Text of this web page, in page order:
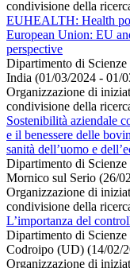
condivisione della
EUHEALTH: Health
European Union: EU
perspective
Dipartimento di
India (01/03/2024 - 01/
Organizzazione di
condivisione della
Sostenibilità aziendale
e il benessere delle
sanità dell’uomo e
Dipartimento di
Mornico sul Serio (26/
Organizzazione di
condivisione della
L’importanza del
Dipartimento di
Codroipo (UD) (14/02/
Organizzazione di